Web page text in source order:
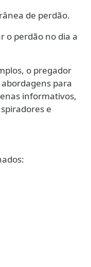
de perdão.
o perdão no dia a
o pregador
para
informativos,
e